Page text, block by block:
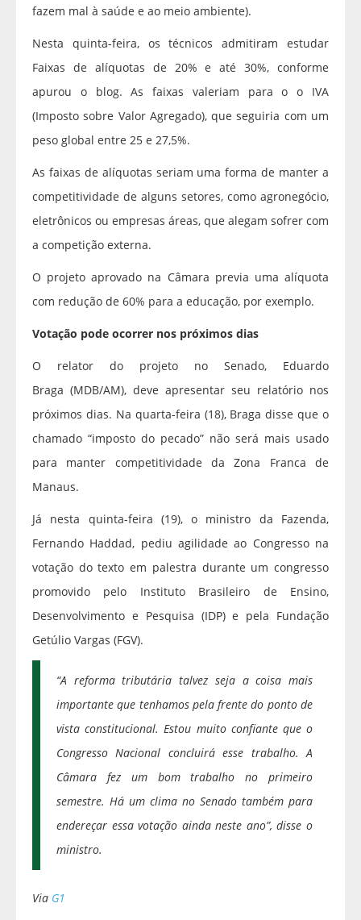
fazem mal à saúde e ao meio ambiente).
Nesta quinta-feira, os técnicos admitiram estudar
Faixas de alíquotas de 20% e até 30%, conforme
apurou o blog. As faixas valeriam para o o IVA
(Imposto sobre Valor Agregado), que seguiria com um
peso global entre 25 e 27,5%.
As faixas de alíquotas seriam uma forma de manter a
competitividade de alguns setores, como agronegócio,
eletrônicos ou empresas áreas, que alegam sofrer com
a competição externa.
O projeto aprovado na Câmara previa uma alíquota
com redução de 60% para a educação, por exemplo.
Votação pode ocorrer nos próximos dias
O relator do projeto no Senado, Eduardo
Braga (MDB/AM), deve apresentar seu relatório nos
próximos dias. Na quarta-feira (18), Braga disse que o
chamado “imposto do pecado” não será mais usado
para manter competitividade da Zona Franca de
Manaus.
Já nesta quinta-feira (19), o ministro da Fazenda,
Fernando Haddad, pediu agilidade ao Congresso na
votação do texto em palestra durante um congresso
promovido pelo Instituto Brasileiro de Ensino,
Desenvolvimento e Pesquisa (IDP) e pela Fundação
Getúlio Vargas (FGV).
“A reforma tributária talvez seja a coisa mais
importante que tenhamos pela frente do ponto de
vista constitucional. Estou muito confiante que o
Congresso Nacional concluirá esse trabalho. A
Câmara fez um bom trabalho no primeiro
semestre. Há um clima no Senado também para
endereçar essa votação ainda neste ano”, disse o
ministro.
Via G1